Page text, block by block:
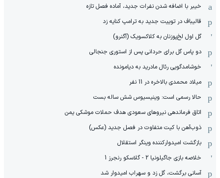
خیبر با اضافه شدن نفرات جدید، آماده فصل تازه
قالیباف در توییت جدید به ترامپ کنایه زد
گل اول لخ‌پوزنان به کلاکسویک (آگنرو)
دو پاس گل برای حردانی پس از استوری جنجالی
خوشامدگویی رئال مادرید به دیامونده
میلاد محمدی بالاخره در 11 نفر
حالا رسمی است: وینیسیوس شش ساله بست
اتاق فرماندهی نیروهای سعودی هدف حملات موشکی یمن
ذوب‌آهن با کیت متفاوت در فصل جدید (عکس)
بازگشت امیدوارکننده وینگر استقلال
خلاصه بازی جاگیلونیا 2 - گلاسکو رنجرز 1
آسانی برگشت، گل زد و سهراب امیدوار شد